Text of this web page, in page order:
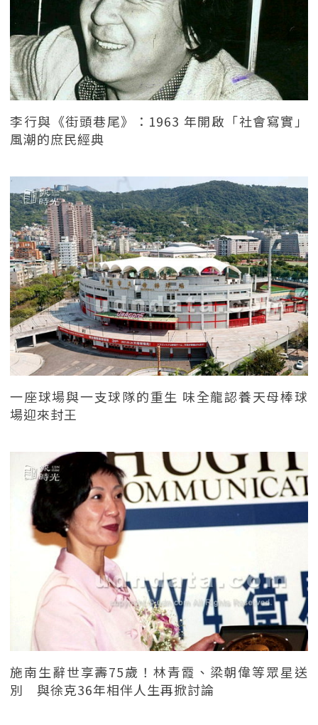
李行與《街頭巷尾》：1963 年開啟「社會寫實」
風潮的庶民經典
一座球場與一支球隊的重生 味全龍認養天母棒球
場迎來封王
施南生辭世享壽75歲！林青霞、梁朝偉等眾星送
別 與徐克36年相伴人生再掀討論